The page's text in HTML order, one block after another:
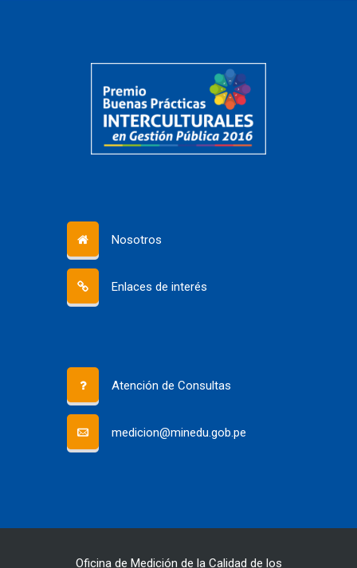
Nosotros
Enlaces de interés
Atención de Consultas
medicion@minedu.gob.pe
Oficina de Medición de la Calidad de los